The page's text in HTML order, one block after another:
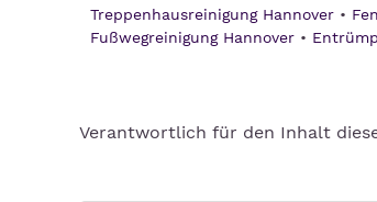
Treppenhausreinigung Hannover
Fußwegreinigung Hannover
Verantwortlich für den Inhalt